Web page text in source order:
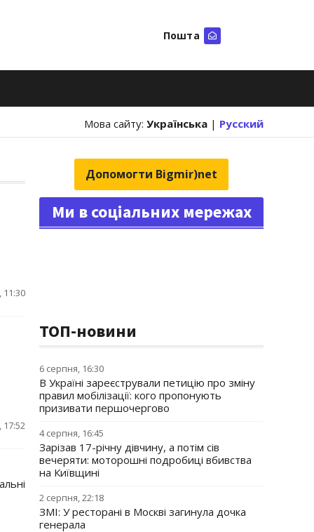
Пошта
Мова сайту: Українська | Русский
11:30
17:52
Допомогти Bigmir)net
Ми в соціальних мережах
ТОП-новини
6 серпня, 16:30
В Україні зареєстрували петицію про зміну
правил мобілізації: кого пропонують
призивати першочергово
4 серпня, 16:45
Зарізав 17-річну дівчину, а потім сів
вечеряти: моторошні подробиці вбивства
на Київщині
2 серпня, 22:18
ЗМІ: У ресторані в Москві загинула дочка
генерала